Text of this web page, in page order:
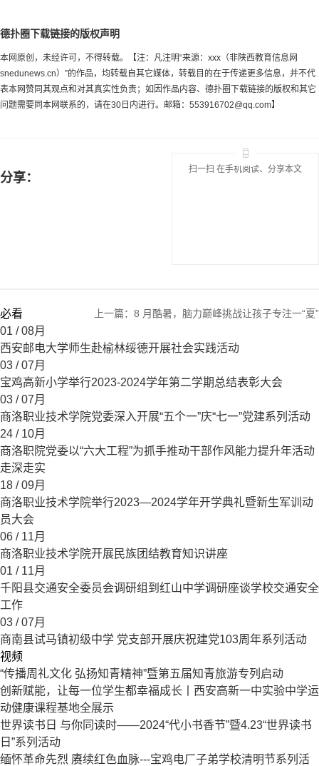
德扑圈下载链接的版权声明
本网原创，未经许可，不得转载。【注：凡注明“来源：xxx（非陕西教育信息网
snedunews.cn）”的作品，均转载自其它媒体，转载目的在于传递更多信息，并不代
表本网赞同其观点和对其真实性负责；如因作品内容、德扑圈下载链接的版权和其它
问题需要同本网联系的，请在30日内进行。邮箱： 553916702@qq.com】
分享：
扫一扫 在手机阅读、分享本文
上一篇： 8 月酷暑，脑力巅峰挑战让孩子专注一“夏”
必看
01 / 08月
西安邮电大学师生赴榆林绥德开展社会实践活动
03 / 07月
宝鸡高新小学举行2023-2024学年第二学期总结表彰大会
03 / 07月
商洛职业技术学院党委深入开展“五个一”庆“七一”党建系列活动
24 / 10月
商洛职院党委以“六大工程”为抓手推动干部作风能力提升年活动
走深走实
18 / 09月
商洛职业技术学院举行2023—2024学年开学典礼暨新生军训动
员大会
06 / 11月
商洛职业技术学院开展民族团结教育知识讲座
01 / 11月
千阳县交通安全委员会调研组到红山中学调研座谈学校交通安全
工作
03 / 07月
商南县试马镇初级中学 党支部开展庆祝建党103周年系列活动
视频
“传播周礼文化 弘扬知青精神”暨第五届知青旅游专列启动
创新赋能，让每一位学生都幸福成长丨西安高新一中实验中学运
动健康课程基地全展示
世界读书日 与你同读时——2024“代小书香节”暨4.23“世界读书
日”系列活动
缅怀革命先烈 赓续红色血脉---宝鸡电厂子弟学校清明节系列活